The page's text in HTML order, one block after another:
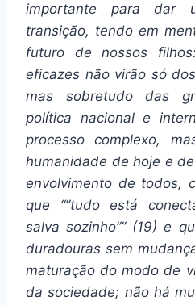
importante para dar
transição, tendo em
futuro de nossos
eficazes não virão só
mas sobretudo das
política nacional e
processo complexo,
humanidade de hoje e
envolvimento de todos,
que “”tudo está
salva sozinho”” (19) e
duradouras sem
maturação do modo de
da sociedade; não há